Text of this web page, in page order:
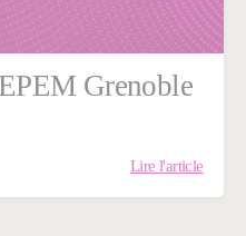
Grenoble
Lire l'article